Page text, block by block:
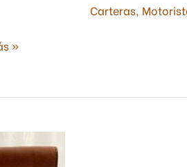
Carteras,
»